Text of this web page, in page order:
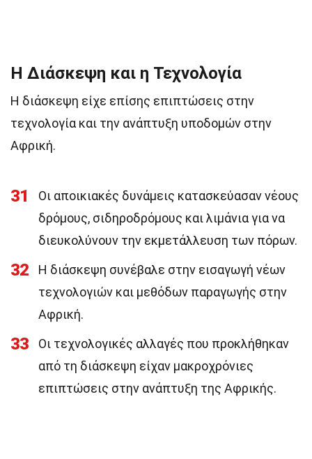
Η Διάσκεψη και η Τεχνολογία
Η διάσκεψη είχε επίσης επιπτώσεις στην
τεχνολογία και την ανάπτυξη υποδομών στην
Αφρική.
31
Οι αποικιακές δυνάμεις κατασκεύασαν νέους
δρόμους, σιδηροδρόμους και λιμάνια για να
διευκολύνουν την εκμετάλλευση των πόρων.
32
Η διάσκεψη συνέβαλε στην εισαγωγή νέων
τεχνολογιών και μεθόδων παραγωγής στην
Αφρική.
33
Οι τεχνολογικές αλλαγές που προκλήθηκαν
από τη διάσκεψη είχαν μακροχρόνιες
επιπτώσεις στην ανάπτυξη της Αφρικής.